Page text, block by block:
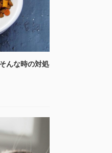
んな時の対処